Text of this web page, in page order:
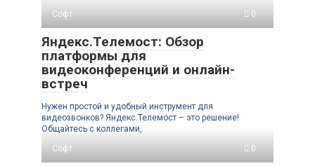
Софт
0
Яндекс.Телемост: Обзор
платформы для
видеоконференций и онлайн-
встреч
Нужен простой и удобный инструмент для
видеозвонков? Яндекс.Телемост – это решение!
Общайтесь с коллегами,
Софт
0